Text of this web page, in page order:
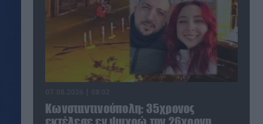
Κωνσταντινούπολη: 35χρονος